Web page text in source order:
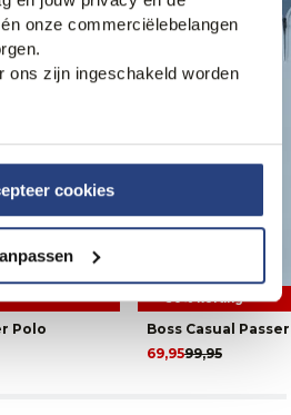
onze commerciëlebelangen
ons zijn ingeschakeld worden
cookies
Polo
30% korting
Boss Casual
99,95
69,95